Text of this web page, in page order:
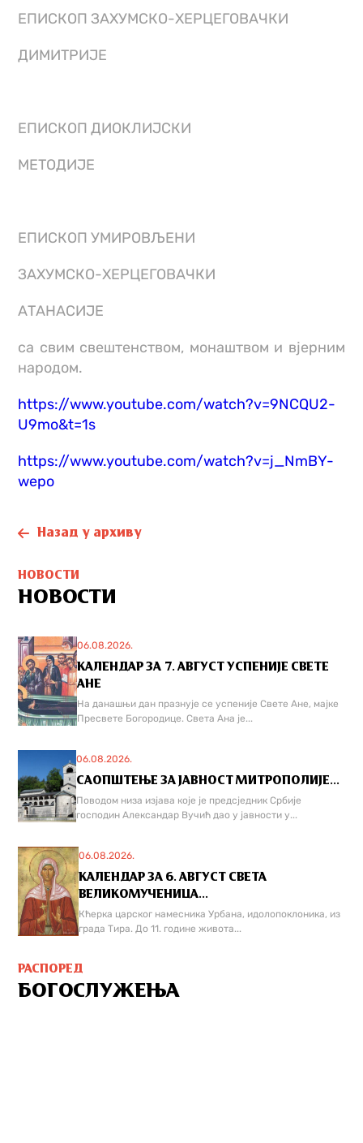
ЕПИСКОП ЗАХУМСКО-ХЕРЦЕГОВАЧКИ
ДИМИТРИЈЕ
ЕПИСКОП ДИОКЛИЈСКИ
МЕТОДИЈЕ
ЕПИСКОП УМИРОВЉЕНИ
ЗАХУМСКО-ХЕРЦЕГОВАЧКИ
АТАНАСИЈЕ
са свим свештенством, монаштвом и вјерним
народом.
https://www.youtube.com/watch?v=9NCQU2-
U9mo&t=1s
https://www.youtube.com/watch?v=j_NmBY-
wepo
Назад у архиву
НОВОСТИ
НОВОСТИ
06.08.2026.
КАЛЕНДАР ЗА 7. АВГУСТ УСПЕНИЈЕ СВЕТЕ
АНЕ
На данашњи дан празнује се успеније Свете Ане, мајке
Пресвете Богородице. Света Ана је...
06.08.2026.
САОПШТЕЊЕ ЗА ЈАВНОСТ МИТРОПОЛИЈЕ...
Поводом низа изјава које је предсједник Србије
господин Александар Вучић дао у јавности у...
06.08.2026.
КАЛЕНДАР ЗА 6. АВГУСТ СВЕТА
ВЕЛИКОМУЧЕНИЦА...
Кћерка царског намесника Урбана, идолопоклоника, из
града Тира. До 11. године живота...
РАСПОРЕД
БОГОСЛУЖЕЊА